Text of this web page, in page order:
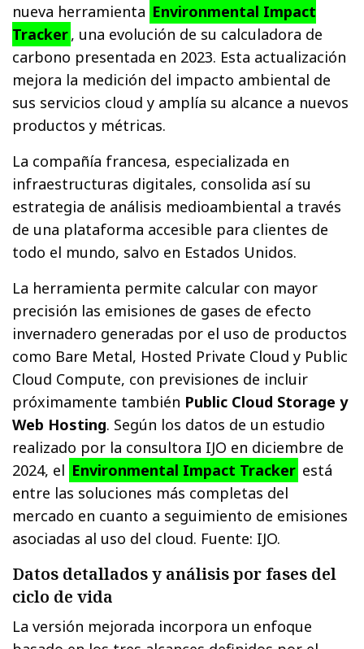
nueva herramienta Environmental Impact
Tracker, una evolución de su calculadora de
carbono presentada en 2023. Esta actualización
mejora la medición del impacto ambiental de
sus servicios cloud y amplía su alcance a nuevos
productos y métricas.
La compañía francesa, especializada en
infraestructuras digitales, consolida así su
estrategia de análisis medioambiental a través
de una plataforma accesible para clientes de
todo el mundo, salvo en Estados Unidos.
La herramienta permite calcular con mayor
precisión las emisiones de gases de efecto
invernadero generadas por el uso de productos
como Bare Metal, Hosted Private Cloud y Public
Cloud Compute, con previsiones de incluir
próximamente también Public Cloud Storage y
Web Hosting. Según los datos de un estudio
realizado por la consultora IJO en diciembre de
2024, el Environmental Impact Tracker está
entre las soluciones más completas del
mercado en cuanto a seguimiento de emisiones
asociadas al uso del cloud. Fuente: IJO.
Datos detallados y análisis por fases del
ciclo de vida
La versión mejorada incorpora un enfoque